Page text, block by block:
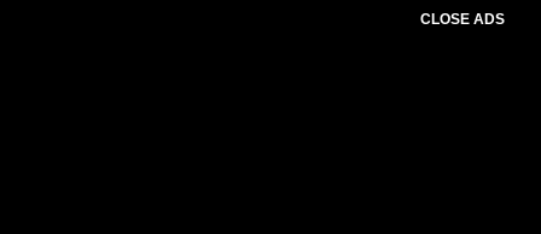
CLOSE ADS